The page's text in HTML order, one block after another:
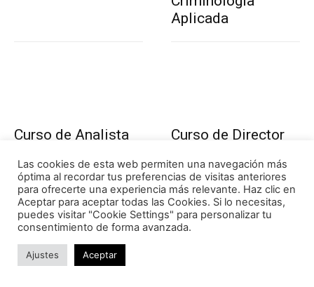
Aplicada
Curso de Analista
Geopolíticos
Curso de Director
Las cookies de esta web permiten una navegación más
óptima al recordar tus preferencias de visitas anteriores
para ofrecerte una experiencia más relevante. Haz clic en
Aceptar para aceptar todas las Cookies. Si lo necesitas,
puedes visitar "Cookie Settings" para personalizar tu
consentimiento de forma avanzada.
Ajustes Aceptar